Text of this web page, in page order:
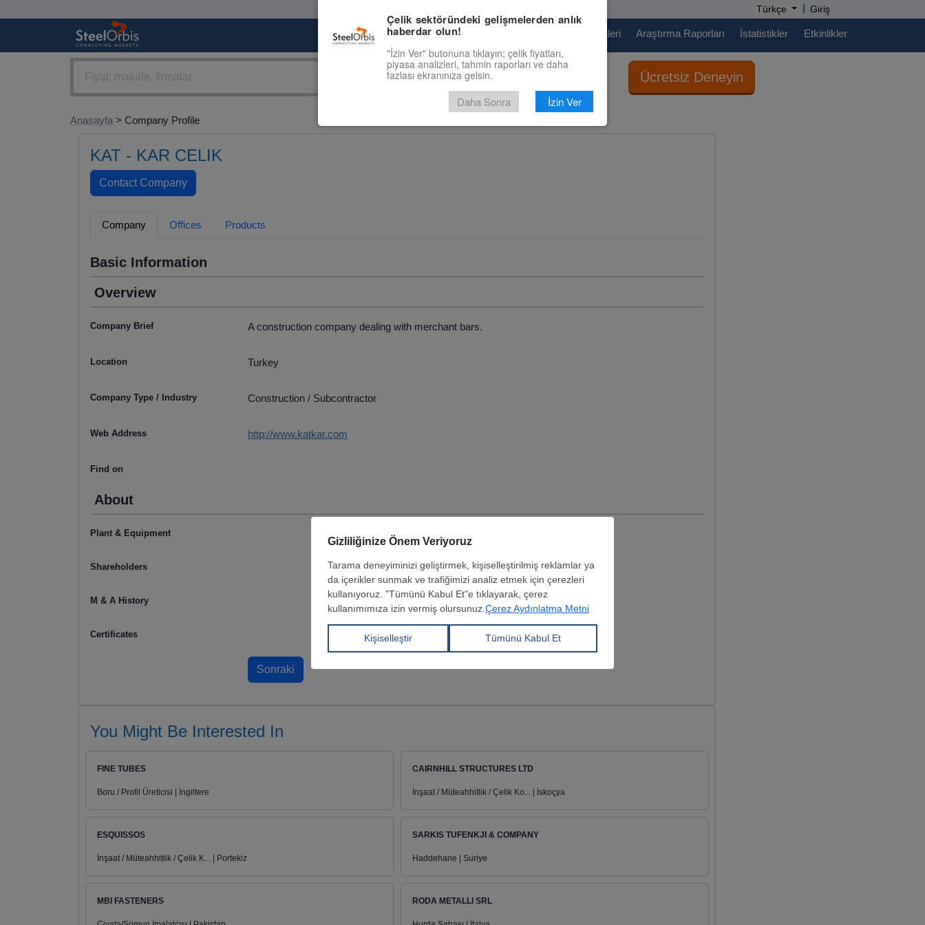
Türkçe | Giriş
Pazaryeri Fiyat Tahminleri Araştırma Raporları İstatistikler Etkinlikler
Ücretsiz Deneyin
Anasayfa > Company Profile
KAT - KAR CELIK
Company Offices Products
Basic Information
Overview
Company Brief A construction company dealing with merchant bars.
Location Turkey
Company Type / Industry Construction / Subcontractor
Web Address http://www.katkar.com
Find on
About
Plant & Equipment
Shareholders
M & A History
Certificates
You Might Be Interested In
FINE TUBES
Boru / Profil Üreticisi | İngiltere
CAIRNHILL STRUCTURES LTD
İnşaat / Müteahhitlik / Çelik Ko... | İskoçya
ESQUISSOS
İnşaat / Müteahhitlik / Çelik K... | Portekiz
SARKIS TUFENKJI & COMPANY
Haddehane | Suriye
MBI FASTENERS RODA METALLI SRL
Çelik sektöründeki gelişmelerden anlık
haberdar olun!
"İzin Ver" butonuna tıklayın; çelik fiyatları,
piyasa analizleri, tahmin raporları ve daha
fazlası ekranınıza gelsin.
Daha Sonra İzin Ver